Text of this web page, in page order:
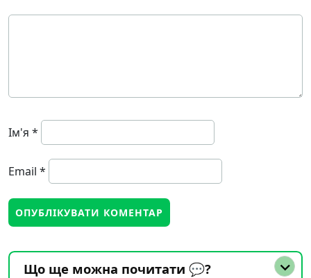
Ім'я *
Email *
Що ще можна почитати 💬?